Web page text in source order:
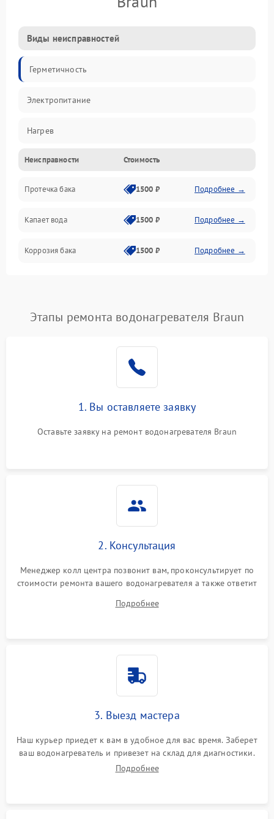
Виды неисправностей
Герметичность
Электропитание
Нагрев
Датчики
Механика
Неисправности Стоимость
Протечка бака 1500 ₽ Подробнее →
Капает вода 1500 ₽ Подробнее →
Коррозия бака 1500 ₽ Подробнее →
Этапы ремонта водонагревателя Braun
1. Вы оставляете заявку
Оставьте заявку на ремонт водонагревателя Braun
2. Консультация
Менеджер колл центра позвонит вам, проконсультирует по
стоимости ремонта вашего водонагревателя а также ответит
Подробнее
3. Выезд мастера
Наш курьер приедет к вам в удобное для вас время. Заберет
ваш водонагреватель и привезет на склад для диагностики.
Подробнее